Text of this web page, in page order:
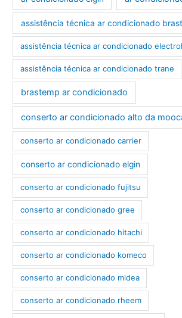
assistência técnica ar condicionado
assistência técnica ar condicionado
assistência técnica ar condicionado trane
brastemp ar condicionado
conserto ar condicionado alto da
conserto ar condicionado carrier
conserto ar condicionado elgin
conserto ar condicionado fujitsu
conserto ar condicionado gree
conserto ar condicionado hitachi
conserto ar condicionado komeco
conserto ar condicionado midea
conserto ar condicionado rheem